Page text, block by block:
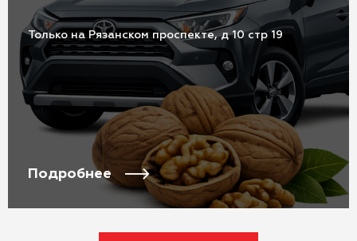
Только на Рязанском проспекте, д 10 стр 19
Подробнее